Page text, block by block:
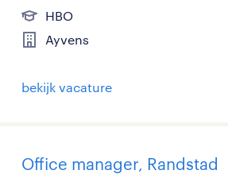
HBO
Ayvens
bekijk vacature
Office manager, Randstad